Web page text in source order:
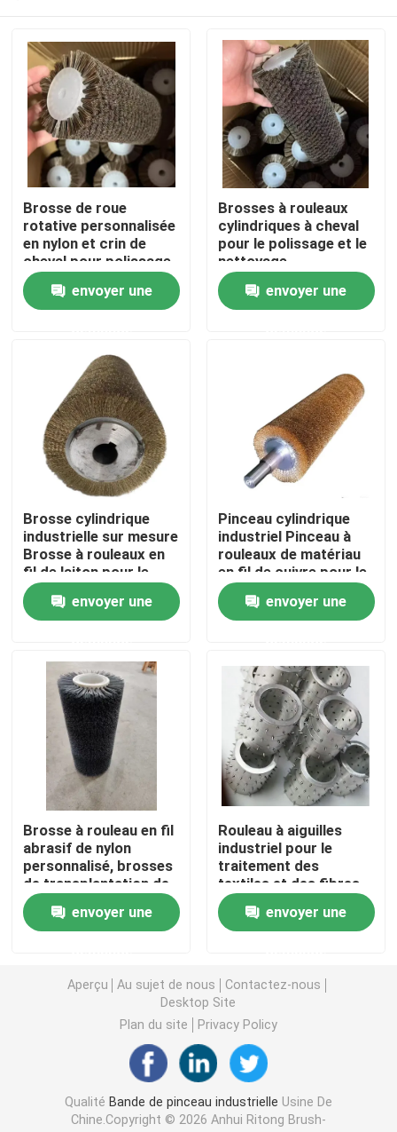
Aperçu
Produits
Visite d'usine
Contrôle de la qualité
Contact
Demande de soumission
Bande de pinceau industrielle
Brosses cylindriques industrielles
Brosses à rouleaux industriels
bande de scellé
Pinceau de ponçage
Brosses à vis
Brosses à roues en nylon abrasif
Pinceau à tubes de fil
Pinceau à ressort en bobine
Brosse de roue
rotative personnalisée
en nylon et crin de
cheval pour polissage
envoyer une
Brosses à rouleaux
cylindriques à cheval
pour le polissage et le
nettoyage
envoyer une
Brosse cylindrique
industrielle sur mesure
Brosse à rouleaux en
fil de laiton pour le
polissage du métal et
du boisenvoyer une
Pinceau cylindrique
industriel Pinceau à
rouleaux de matériau
en fil de cuivre pour le
polissage
envoyer une
Brosse à rouleau en fil
abrasif de nylon
personnalisé, brosses
de transplantation de
cheveux en tube
plastique pour le
polissage du bois
envoyer une
Rouleau à aiguilles
industriel pour le
traitement des
textiles et des fibres
non tissées
envoyer une
Aperçu Au sujet de nous
Contactez-nous
Desktop Site
Plan du site
Privacy Policy
Qualité Bande de pinceau industrielle Usine De
Chine.Copyright © 2026 Anhui Ritong Brush-